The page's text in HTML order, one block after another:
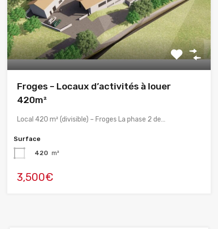
Froges – Locaux d’activités à louer
420m²
Local 420 m² (divisible) – Froges La phase 2 de…
Surface
420 m²
3,500€